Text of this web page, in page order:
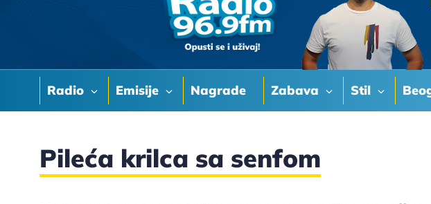
Radio Emisije Nagrade Zabava Stil
Pileća krilca sa senfom